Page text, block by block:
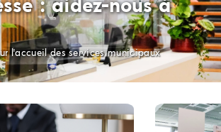
: aidez-nous à
l'accueil des services municipaux